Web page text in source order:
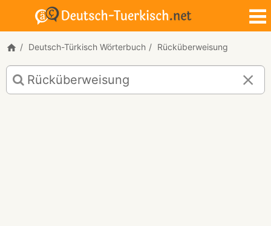
Deutsch-Türkisch Wörterbuch Rücküberweisung
Deutsch-
Türkisch
Übersetzung